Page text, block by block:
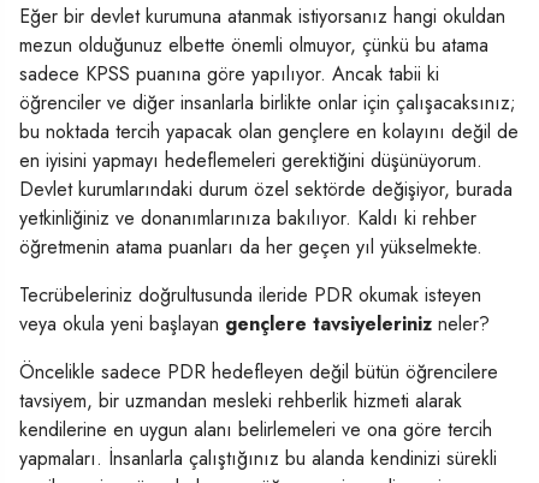
Eğer bir devlet kurumuna atanmak istiyorsanız hangi okuldan
mezun olduğunuz elbette önemli olmuyor, çünkü bu atama
sadece KPSS puanına göre yapılıyor. Ancak tabii ki
öğrenciler ve diğer insanlarla birlikte onlar için çalışacaksınız;
bu noktada tercih yapacak olan gençlere en kolayını değil de
en iyisini yapmayı hedeflemeleri gerektiğini düşünüyorum.
Devlet kurumlarındaki durum özel sektörde değişiyor, burada
yetkinliğiniz ve donanımlarınıza bakılıyor. Kaldı ki rehber
öğretmenin atama puanları da her geçen yıl yükselmekte.
Tecrübeleriniz doğrultusunda ileride PDR okumak isteyen
veya okula yeni başlayan gençlere tavsiyeleriniz neler?
Öncelikle sadece PDR hedefleyen değil bütün öğrencilere
tavsiyem, bir uzmandan mesleki rehberlik hizmeti alarak
kendilerine en uygun alanı belirlemeleri ve ona göre tercih
yapmaları. İnsanlarla çalıştığınız bu alanda kendinizi sürekli